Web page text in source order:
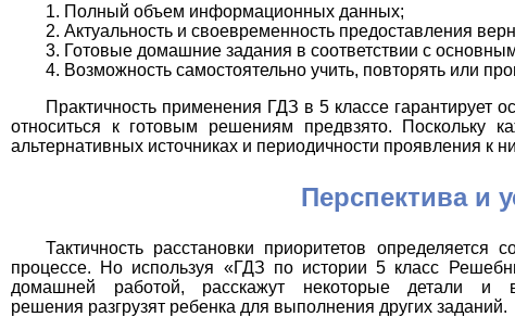
Полный объем информационных данных;
Актуальность и своевременность предоставления
Готовые домашние задания в соответствии с
Возможность самостоятельно учить, повторять или
Практичность применения ГДЗ в 5 классе гарантирует
относиться к готовым решениям предвзято. Поскольку
альтернативных источниках и периодичности проявления к
Перспектива и
Тактичность расстановки приоритетов
процессе. Но используя «ГДЗ по истории 5 класс
домашней работой, расскажут некоторые детали и
решения разгрузят ребенка для выполнения других заданий.